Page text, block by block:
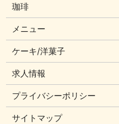
珈琲
メニュー
ケーキ/洋菓子
求人情報
プライバシーポリシー
サイトマップ